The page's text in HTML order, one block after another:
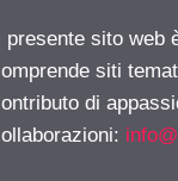
presente sito web
siti
di